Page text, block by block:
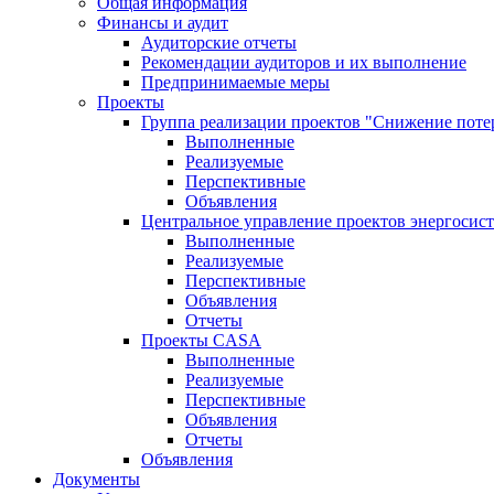
Финансы и аудит
Аудиторские отчеты
Рекомендации аудиторов и их выполнение
Предпринимаемые меры
Проекты
Группа реализации проектов "Снижение
Выполненные
Реализуемые
Перспективные
Объявления
Центральное управление проектов
Выполненные
Реализуемые
Перспективные
Объявления
Отчеты
Проекты CASA
Выполненные
Реализуемые
Перспективные
Объявления
Отчеты
Объявления
Документы